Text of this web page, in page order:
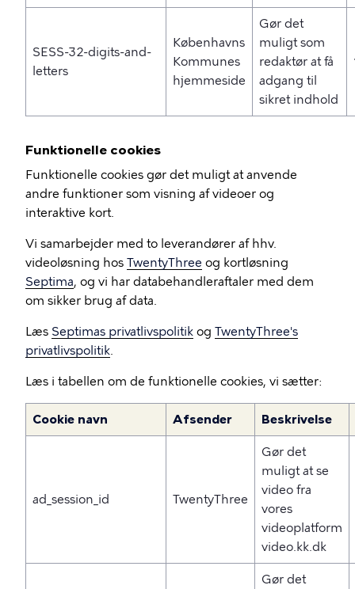
SESS-32-digits-and-
letters
Københavns
Kommunes
hjemmeside
Gør det
muligt som
redaktør at få
adgang til
sikret indhold
Funktionelle cookies
Funktionelle cookies gør det muligt at anvende
andre funktioner som visning af videoer og
interaktive kort.
Vi samarbejder med to leverandører af hhv.
videoløsning hos TwentyThree og kortløsning
Septima, og vi har databehandleraftaler med dem
om sikker brug af data.
Læs Septimas privatlivspolitik og TwentyThree's
privatlivspolitik.
Læs i tabellen om de funktionelle cookies, vi sætter:
Cookie navn Afsender Beskrivelse
ad_session_id TwentyThree
Gør det
muligt at se
video fra
vores
videoplatform
video.kk.dk
Gør det